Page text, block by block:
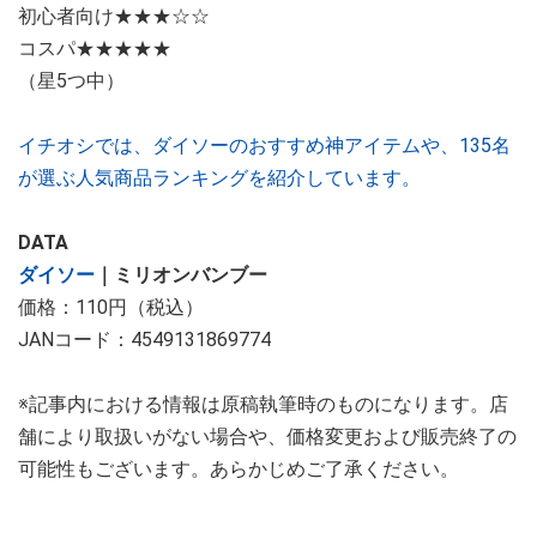
初心者向け★★★☆☆
コスパ★★★★★
（星5つ中）
イチオシでは、ダイソーのおすすめ神アイテムや、135名
が選ぶ人気商品ランキングを紹介しています。
DATA
ダイソー ｜ミリオンバンブー
価格：110円（税込）
JANコード：4549131869774
※記事内における情報は原稿執筆時のものになります。店
舗により取扱いがない場合や、価格変更および販売終了の
可能性もございます。あらかじめご了承ください。